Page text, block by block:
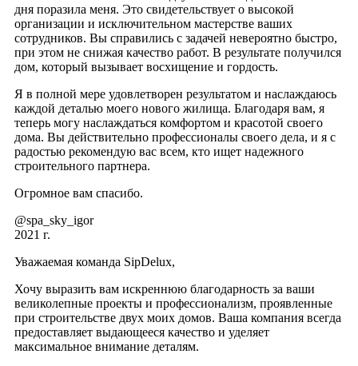
дня поразила меня. Это свидетельствует о высокой
организации и исключительном мастерстве ваших
сотрудников. Вы справились с задачей невероятно быстро,
при этом не снижая качество работ. В результате получился
дом, который вызывает восхищение и гордость.
Я в полной мере удовлетворен результатом и наслаждаюсь
каждой деталью моего нового жилища. Благодаря вам, я
теперь могу наслаждаться комфортом и красотой своего
дома. Вы действительно профессионалы своего дела, и я с
радостью рекомендую вас всем, кто ищет надежного
строительного партнера.
Огромное вам спасибо.
@spa_sky_igor
2021 г.
Уважаемая команда SipDelux,
Хочу выразить вам искреннюю благодарность за ваши
великолепные проекты и профессионализм, проявленные
при строительстве двух моих домов. Ваша компания всегда
предоставляет выдающееся качество и уделяет
максимальное внимание деталям.